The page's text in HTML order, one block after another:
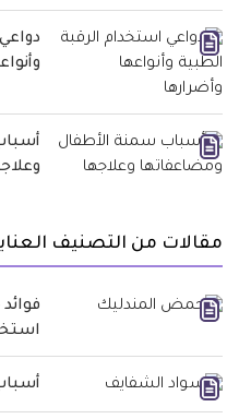
مقالات من التصنيف